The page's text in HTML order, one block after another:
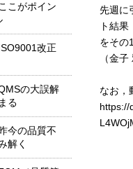
こがポイン
改正
の大誤解
る
今の品質不
解く
先週に
ト結
をその
（金子
なお，
https://